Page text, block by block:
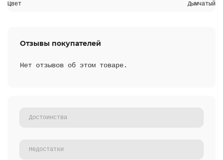
Цвет Дымчатый
Отзывы покупателей
Нет отзывов об этом товаре.